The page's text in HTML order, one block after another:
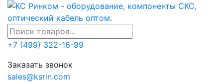
+7 (499) 322-16-99
Заказать звонок
sales@ksrin.com